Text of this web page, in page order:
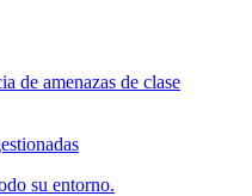
de amenazas de clase
su entorno.